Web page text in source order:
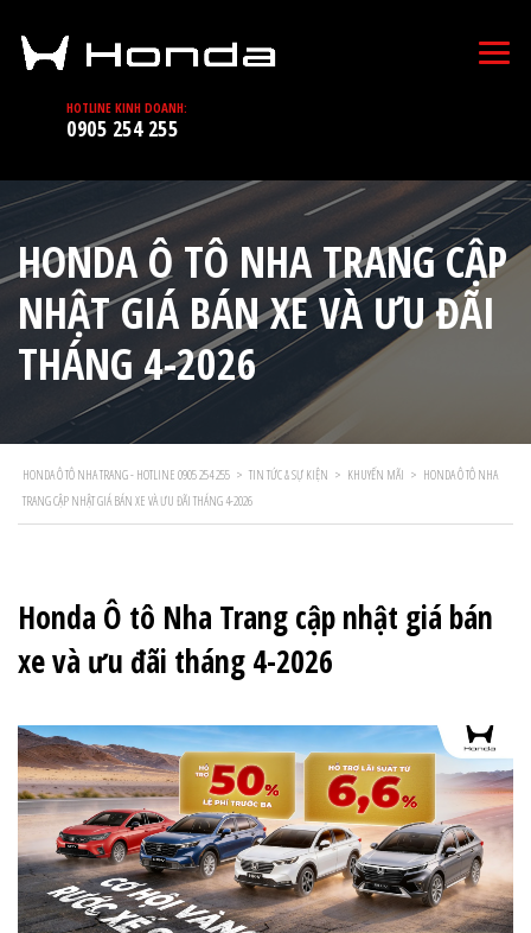
HOTLINE KINH DOANH:
0905 254 255
HONDA Ô TÔ NHA TRANG CẬP
NHẬT GIÁ BÁN XE VÀ ƯU ĐÃI
THÁNG 4-2026
HONDA Ô TÔ NHA TRANG - HOTLINE 0905 254 255 > TIN TỨC & SỰ KIỆN > KHUYẾN MÃI > HONDA Ô TÔ NHA
TRANG CẬP NHẬT GIÁ BÁN XE VÀ ƯU ĐÃI THÁNG 4-2026
Honda Ô tô Nha Trang cập nhật giá bán
xe và ưu đãi tháng 4-2026